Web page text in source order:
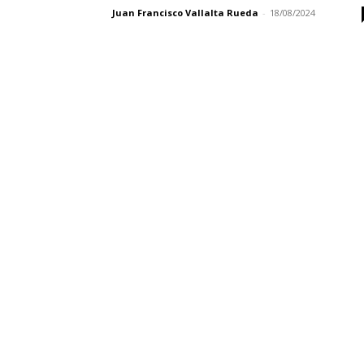
Juan Francisco Vallalta Rueda - 18/08/2024